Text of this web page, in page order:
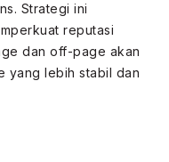
Strategi ini
reputasi
dan off-page akan
yang lebih stabil dan